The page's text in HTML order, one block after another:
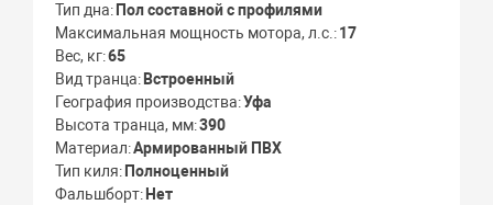
Тип дна Пол составной с профилями
Максимальная мощность мотора, л.с. 17
Вес, кг 65
Вид транца Встроенный
География производства Уфа
Высота транца, мм 390
Материал Армированный ПВХ
Тип киля Полноценный
Фальшборт Нет